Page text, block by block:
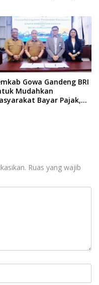
Gowa Gandeng BRI
Mudahkan
Bayar Pajak,
Ruas yang wajib